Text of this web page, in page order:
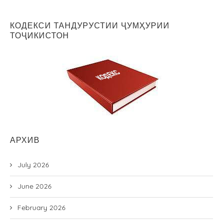
КОДЕКСИ ТАНДУРУСТИИ ҶУМҲУРИИ
ТОҶИКИСТОН
АРХИВ
July 2026
June 2026
February 2026